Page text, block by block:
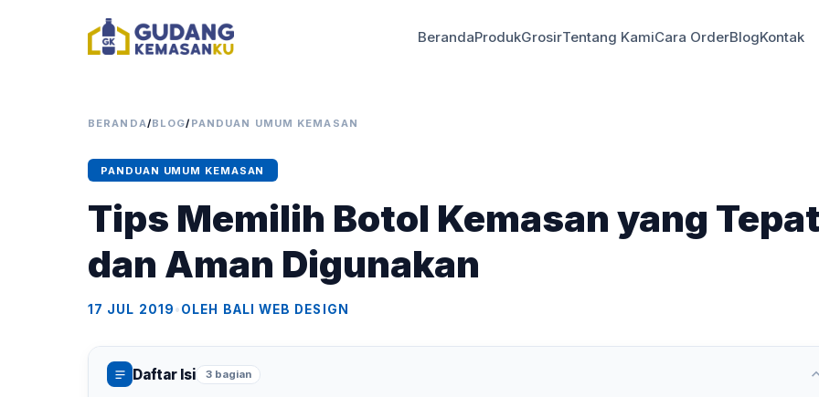
BerandaProdukGrosirTentang KamiCara OrderBlogKontak
BERANDA/BLOG/ PANDUAN UMUM KEMASAN
PANDUAN UMUM KEMASAN
Tips Memilih Botol Kemasan yang Tepat
dan Aman Digunakan
17 JUL 2019•OLEH BALI WEB DESIGN
Daftar Isi 3 bagian